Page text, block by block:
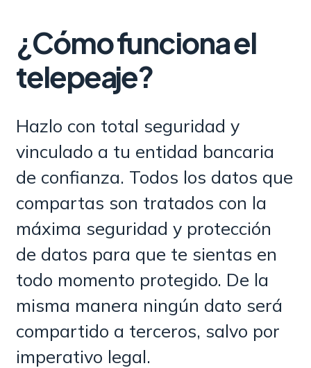
¿Cómo funciona el
telepeaje?
Hazlo con total seguridad y
vinculado a tu entidad bancaria
de confianza. Todos los datos que
compartas son tratados con la
máxima seguridad y protección
de datos para que te sientas en
todo momento protegido. De la
misma manera ningún dato será
compartido a terceros, salvo por
imperativo legal.